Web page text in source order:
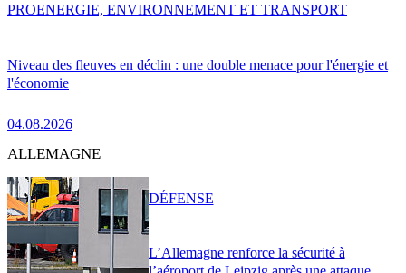
Niveau des fleuves en déclin : une double menace pour l'énergie et
l'économie
04.08.2026
PROENERGIE, ENVIRONNEMENT ET TRANSPORT
ALLEMAGNE
L’Allemagne renforce la sécurité à
DÉFENSE